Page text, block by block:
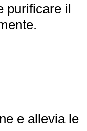
purificare il
e allevia le